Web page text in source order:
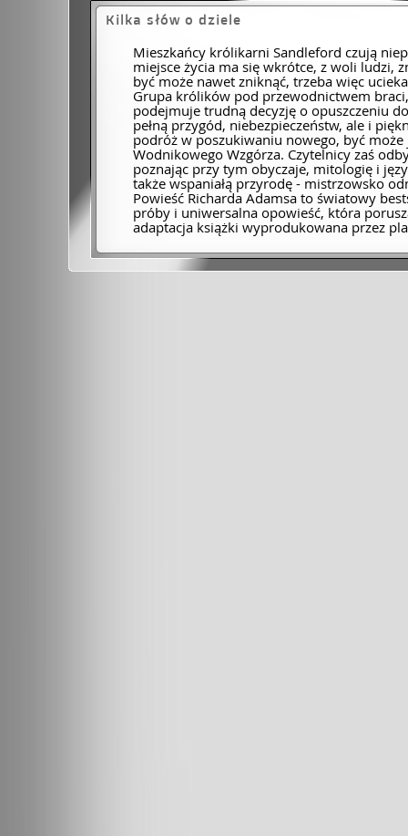
Kilka słów o dziele
Mieszkańcy królikarni Sandleford czują
miejsce życia ma się wkrótce, z woli ludzi,
być może nawet zniknąć, trzeba więc
Grupa królików pod przewodnictwem
podejmuje trudną decyzję o opuszczeniu
pełną przygód, niebezpieczeństw, ale i
podróż w poszukiwaniu nowego, być może
Wodnikowego Wzgórza. Czytelnicy zaś
poznając przy tym obyczaje, mitologię i
także wspaniałą przyrodę - mistrzowsko
Powieść Richarda Adamsa to światowy
próby i uniwersalna opowieść, która
adaptacja książki wyprodukowana przez